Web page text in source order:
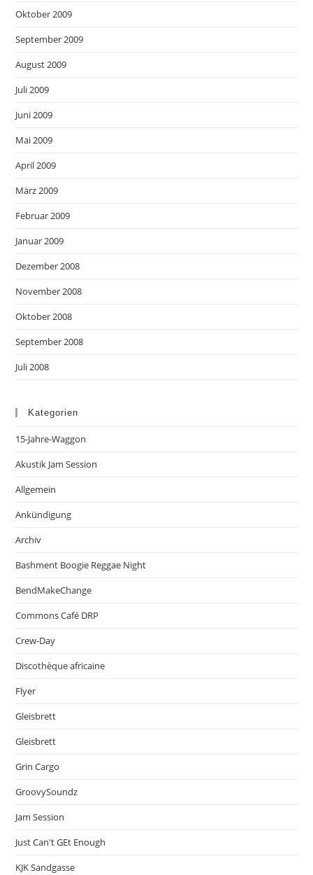
Oktober 2009
September 2009
August 2009
Juli 2009
Juni 2009
Mai 2009
April 2009
März 2009
Februar 2009
Januar 2009
Dezember 2008
November 2008
Oktober 2008
September 2008
Juli 2008
Kategorien
15-Jahre-Waggon
Akustik Jam Session
Allgemein
Ankündigung
Archiv
Bashment Boogie Reggae Night
BendMakeChange
Commons Café DRP
Crew-Day
Discothèque africaine
Flyer
Gleisbrett
Gleisbrett
Grin Cargo
GroovySoundz
Jam Session
Just Can't GEt Enough
KJK Sandgasse